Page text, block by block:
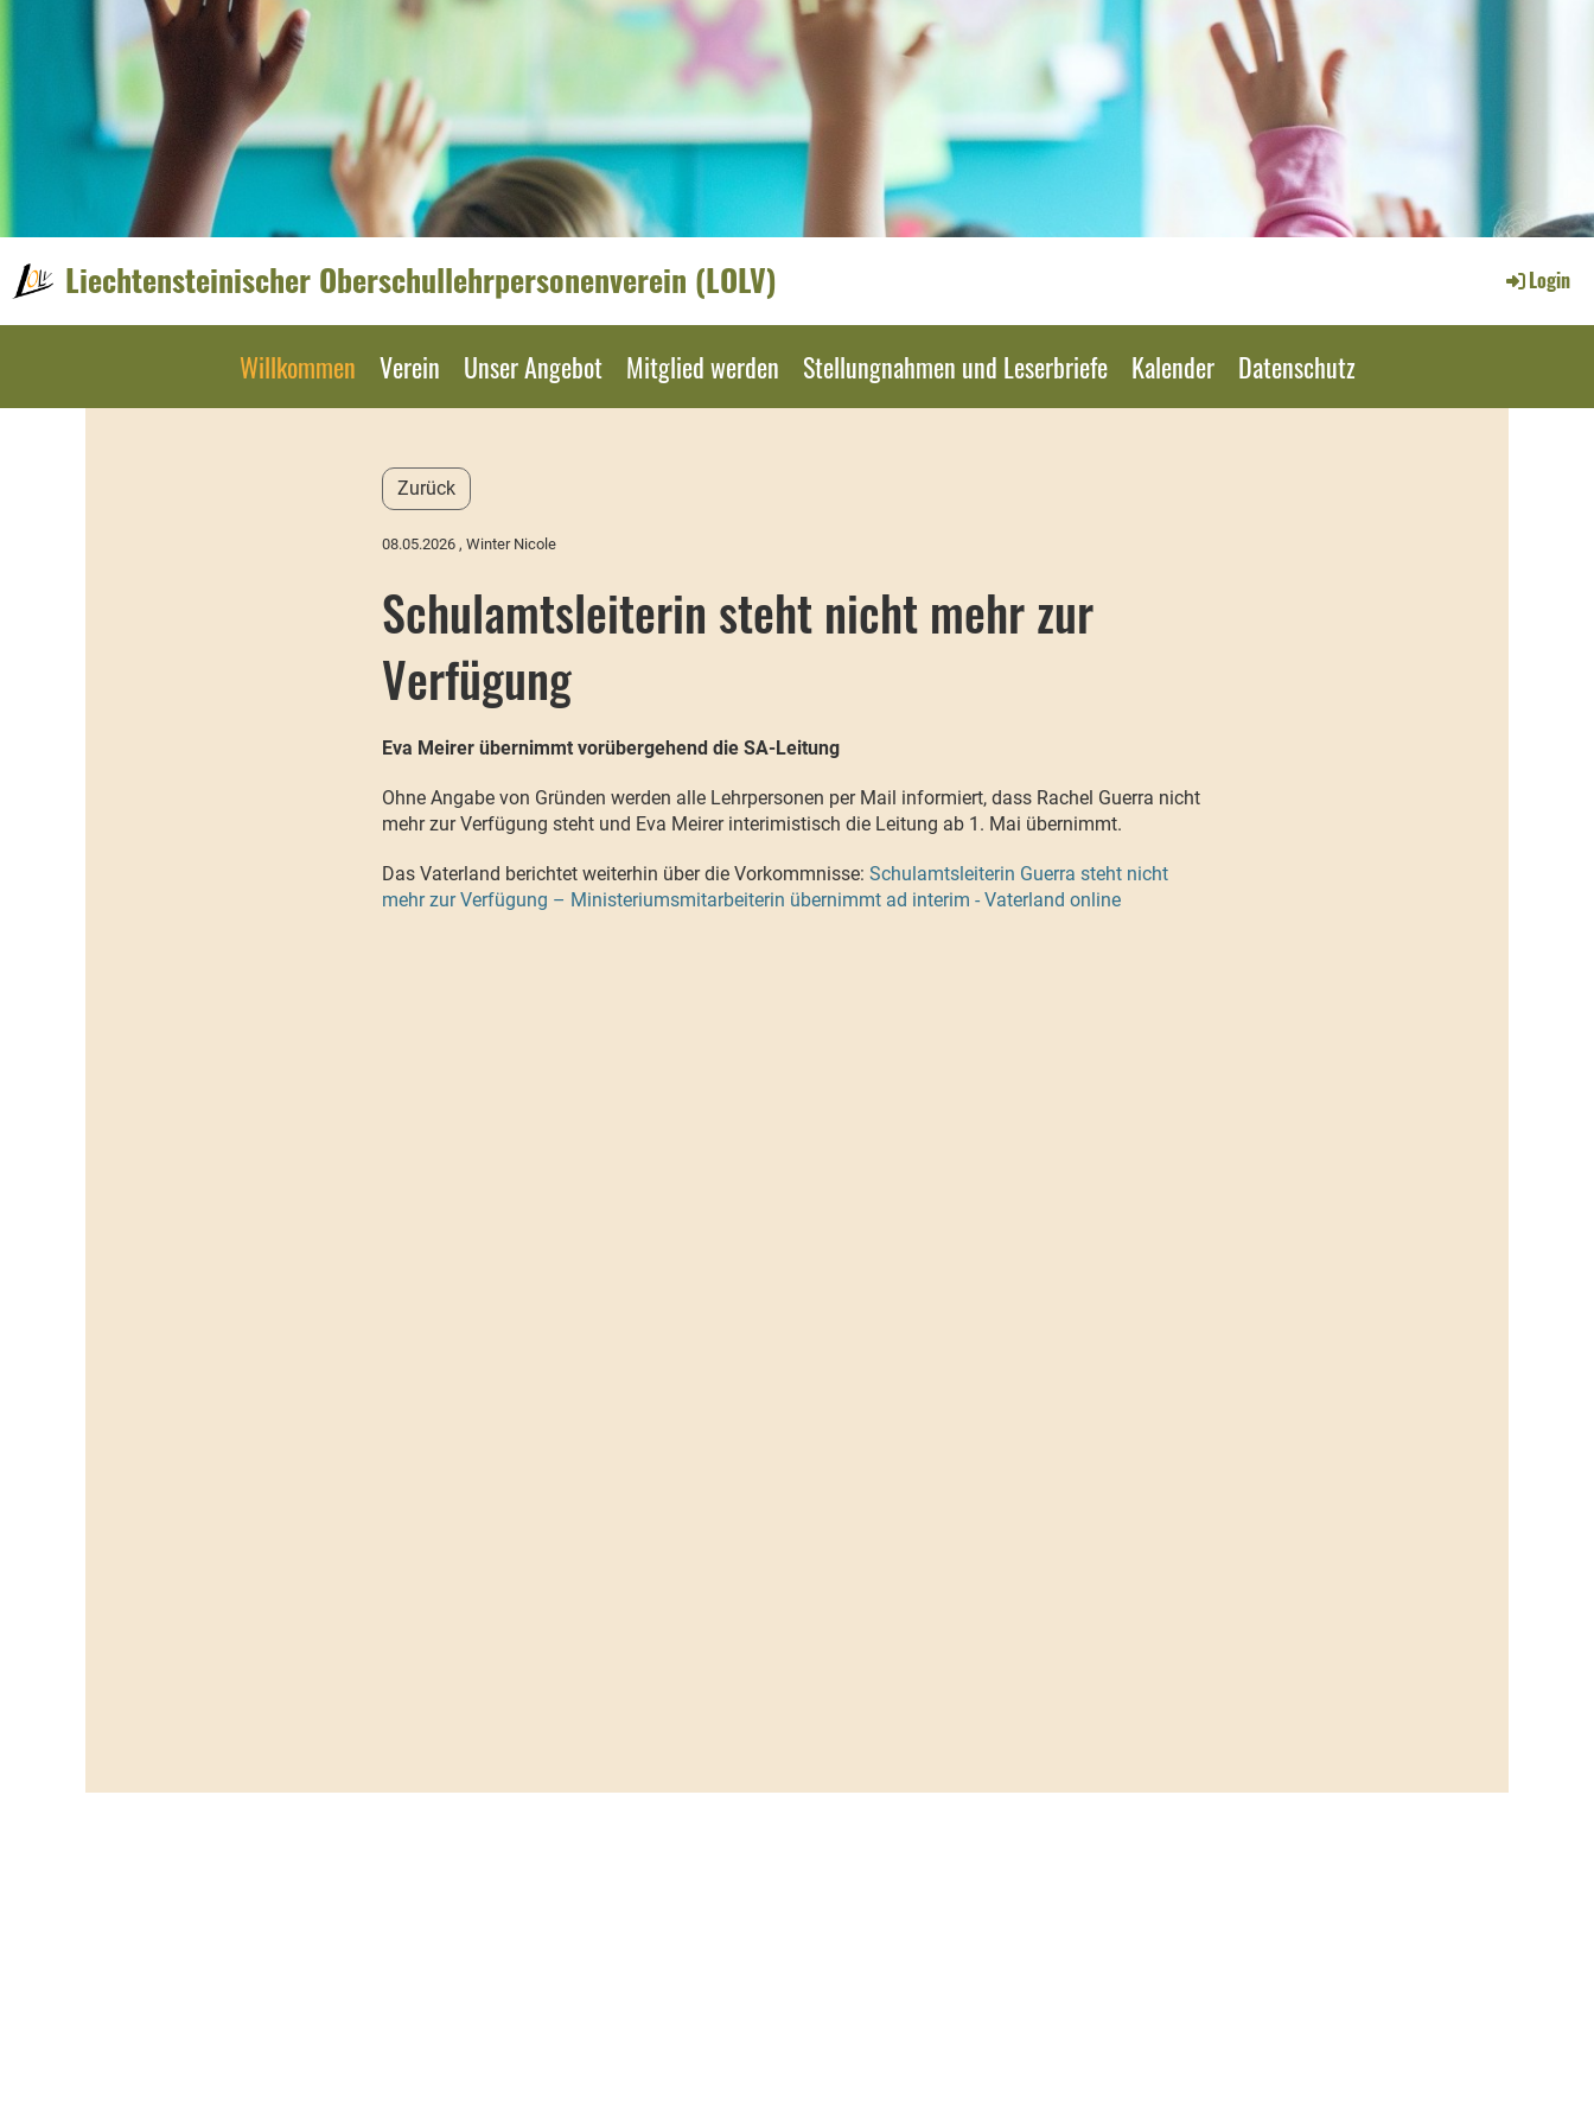
Liechtensteinischer Oberschullehrpersonenverein (LOLV) Login
Willkommen Verein Unser Angebot Mitglied werden Stellungnahmen und Leserbriefe Kalender Datenschutz
Zurück
08.05.2026, Winter Nicole
Schulamtsleiterin steht nicht mehr zur
Verfügung
Eva Meirer übernimmt vorübergehend die SA-Leitung
Ohne Angabe von Gründen werden alle Lehrpersonen per Mail informiert, dass Rachel Guerra nicht
mehr zur Verfügung steht und Eva Meirer interimistisch die Leitung ab 1. Mai übernimmt.
Das Vaterland berichtet weiterhin über die Vorkommnisse: Schulamtsleiterin Guerra steht nicht
mehr zur Verfügung – Ministeriumsmitarbeiterin übernimmt ad interim - Vaterland online